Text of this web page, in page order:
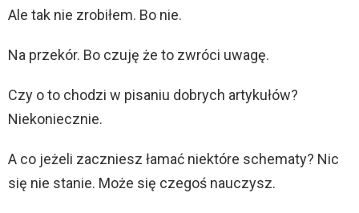
Ale tak nie zrobiłem. Bo nie.
Na przekór. Bo czuję że to zwróci uwagę.
Czy o to chodzi w pisaniu dobrych artykułów?
Niekoniecznie.
A co jeżeli zaczniesz łamać niektóre schematy? Nic
się nie stanie. Może się czegoś nauczysz.